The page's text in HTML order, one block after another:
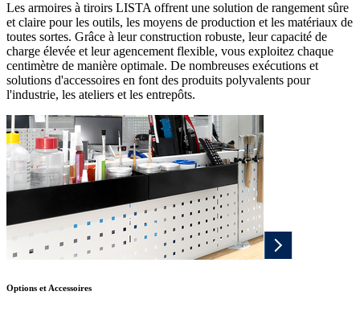
Les armoires à tiroirs LISTA offrent une solution de rangement sûre
et claire pour les outils, les moyens de production et les matériaux de
toutes sortes. Grâce à leur construction robuste, leur capacité de
charge élevée et leur agencement flexible, vous exploitez chaque
centimètre de manière optimale. De nombreuses exécutions et
solutions d'accessoires en font des produits polyvalents pour
l'industrie, les ateliers et les entrepôts.
Options et Accessoires